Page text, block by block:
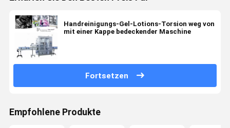
Handreinigungs-Gel-Lotions-Torsion weg von
mit einer Kappe bedeckender Maschine
Fortsetzen
Empfohlene Produkte